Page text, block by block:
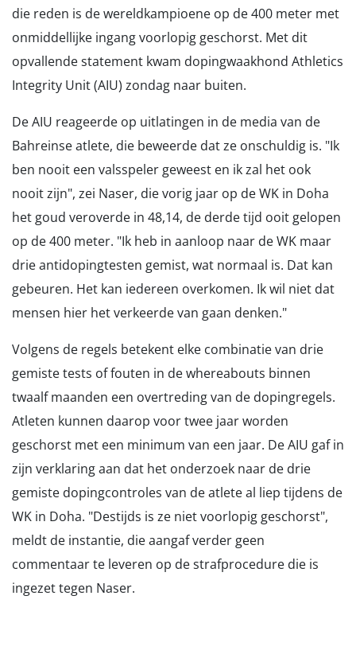
die reden is de wereldkampioene op de 400 meter met
onmiddellijke ingang voorlopig geschorst. Met dit
opvallende statement kwam dopingwaakhond Athletics
Integrity Unit (AIU) zondag naar buiten.
De AIU reageerde op uitlatingen in de media van de
Bahreinse atlete, die beweerde dat ze onschuldig is. "Ik
ben nooit een valsspeler geweest en ik zal het ook
nooit zijn", zei Naser, die vorig jaar op de WK in Doha
het goud veroverde in 48,14, de derde tijd ooit gelopen
op de 400 meter. "Ik heb in aanloop naar de WK maar
drie antidopingtesten gemist, wat normaal is. Dat kan
gebeuren. Het kan iedereen overkomen. Ik wil niet dat
mensen hier het verkeerde van gaan denken."
Volgens de regels betekent elke combinatie van drie
gemiste tests of fouten in de whereabouts binnen
twaalf maanden een overtreding van de dopingregels.
Atleten kunnen daarop voor twee jaar worden
geschorst met een minimum van een jaar. De AIU gaf in
zijn verklaring aan dat het onderzoek naar de drie
gemiste dopingcontroles van de atlete al liep tijdens de
WK in Doha. "Destijds is ze niet voorlopig geschorst",
meldt de instantie, die aangaf verder geen
commentaar te leveren op de strafprocedure die is
ingezet tegen Naser.